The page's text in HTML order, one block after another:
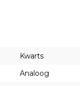
Kwarts
Analoog